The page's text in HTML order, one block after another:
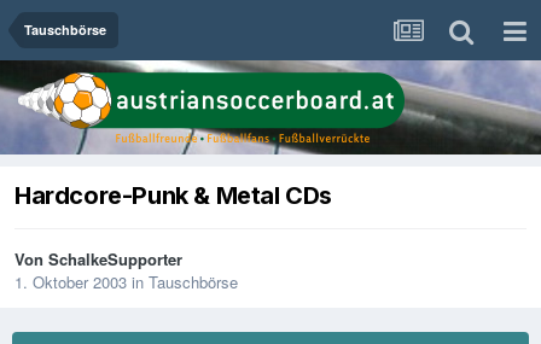
Tauschbörse
Hardcore-Punk & Metal CDs
Von SchalkeSupporter
1. Oktober 2003 in Tauschbörse